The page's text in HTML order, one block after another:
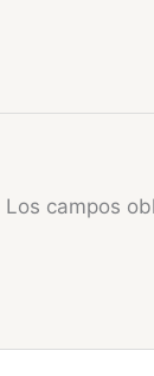
Los campos